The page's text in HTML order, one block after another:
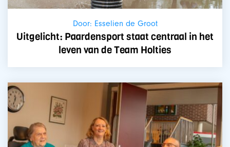
Door: Esselien de Groot
Uitgelicht: Paardensport staat centraal in het
leven van de Team Holties